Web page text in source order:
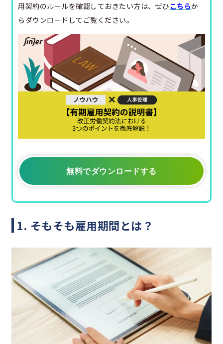
用契約のルールを確認しておきたい方は、ぜひ こちらか
らダウンロードしてご覧ください。
無料でダウンロードする
1. そもそも雇用期間とは？